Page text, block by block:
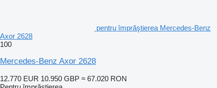
pentru împrăştierea Mercedes-Benz
Axor 2628
100
Mercedes-Benz Axor 2628
12.770 EUR 10.950 GBP ≈ 67.020 RON